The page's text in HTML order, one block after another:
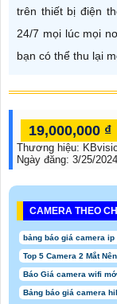
trên thiết bị điện
24/7 mọi lúc mọi
bạn có thể thu lại
19,000,000 ₫
Thương hiệu:
Ngày đăng: 3/25/
CAMERA THEO
bảng báo giá camera ip
Top 5 Camera 2 Mắt
Báo Giá camera wifi
Bảng báo giá camera